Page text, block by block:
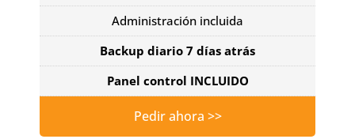
Administración incluida
Backup diario 7 días atrás
Panel control INCLUIDO
Pedir ahora >>